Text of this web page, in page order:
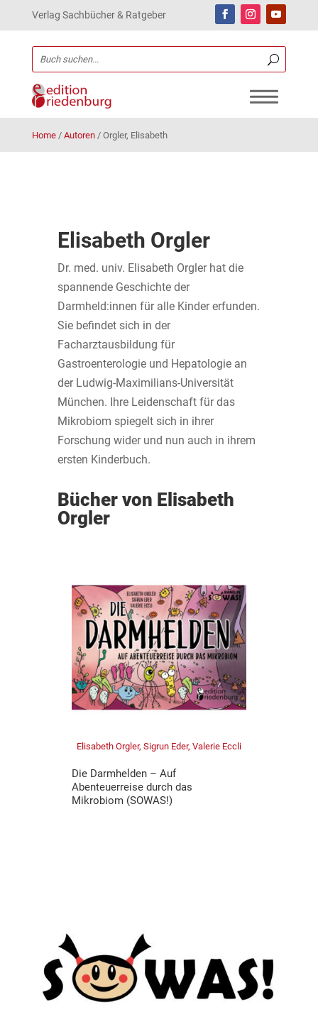
Verlag Sachbücher & Ratgeber
Home/ Autoren/ Orgler, Elisabeth
Elisabeth Orgler
Dr. med. univ. Elisabeth Orgler hat die
spannende Geschichte der
Darmheld:innen für alle Kinder erfunden.
Sie befindet sich in der
Facharztausbildung für
Gastroenterologie und Hepatologie an
der Ludwig-Maximilians-Universität
München. Ihre Leidenschaft für das
Mikrobiom spiegelt sich in ihrer
Forschung wider und nun auch in ihrem
ersten Kinderbuch.
Bücher von Elisabeth
Orgler
Elisabeth Orgler, Sigrun Eder, Valerie Eccli
Die Darmhelden – Auf
Abenteuerreise durch das
Mikrobiom (SOWAS!)